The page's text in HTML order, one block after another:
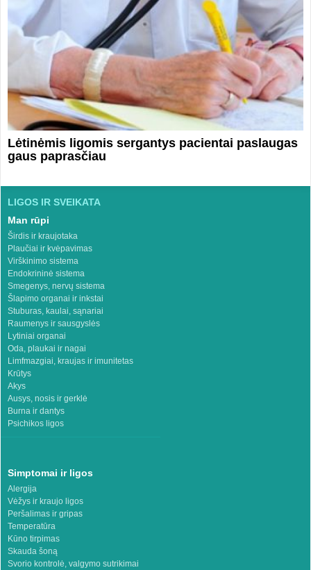
Lėtinėmis ligomis sergantys pacientai paslaugas
gaus paprasčiau
LIGOS IR SVEIKATA
Man rūpi
Širdis ir kraujotaka
Plaučiai ir kvėpavimas
Virškinimo sistema
Endokrininė sistema
Smegenys, nervų sistema
Šlapimo organai ir inkstai
Stuburas, kaulai, sąnariai
Raumenys ir sausgyslės
Lytiniai organai
Oda, plaukai ir nagai
Limfmazgiai, kraujas ir imunitetas
Krūtys
Akys
Ausys, nosis ir gerklė
Burna ir dantys
Psichikos ligos
Simptomai ir ligos
Alergija
Vėžys ir kraujo ligos
Peršalimas ir gripas
Temperatūra
Kūno tirpimas
Skauda šoną
Svorio kontrolė, valgymo sutrikimai